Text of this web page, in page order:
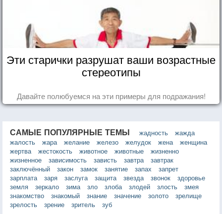
Эти старички разрушат ваши возрастные
стереотипы
Давайте полюбуемся на эти примеры для подражания!
САМЫЕ ПОПУЛЯРНЫЕ ТЕМЫ жадность
жажда
жалость
жара желание железо желудок жена
женщина
жертва
жестокость животное животные
жизненно
жизненное
зависимость зависть завтра
завтрак
заключённый
закон замок занятие запах
запрет
зарплата
заря заслуга защита звезда звонок
здоровье
земля
зеркало зима зло злоба злодей злость
змея
знакомство
знакомый знание значение золото
зрелище
зрелость
зрение зритель зуб